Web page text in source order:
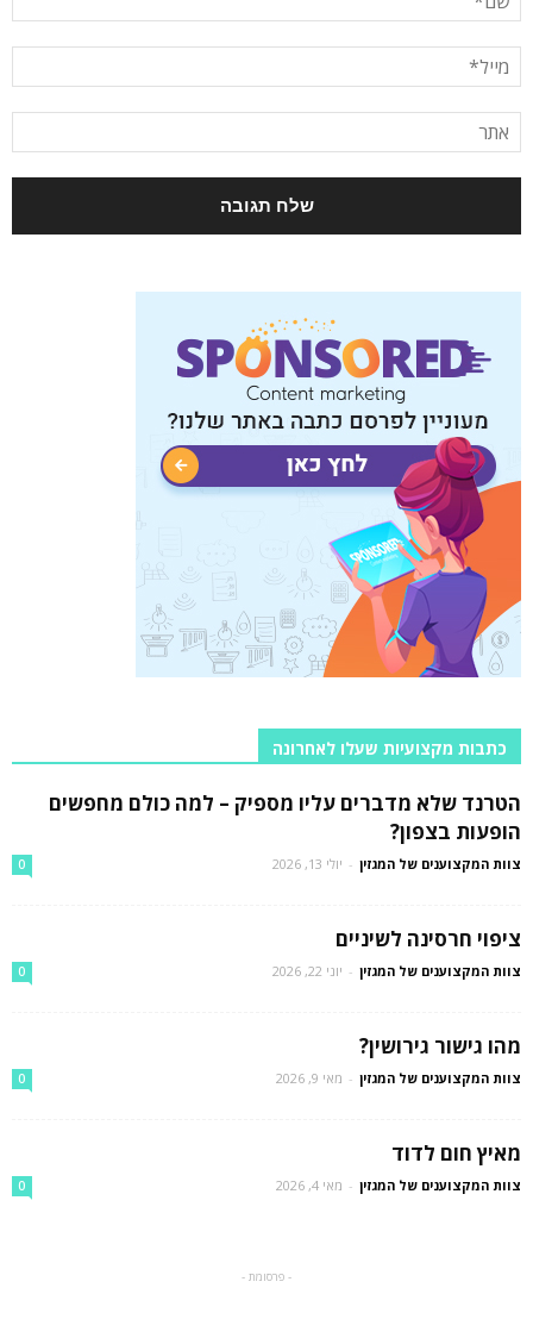
כתבות מקצועיות שעלו לאחרונה
הטרנד שלא מדברים עליו מספיק – למה כולם מחפשים
הופעות בצפון?
צוות המקצוענים של המגזין - יולי 13, 2026 0
ציפוי חרסינה לשיניים
צוות המקצוענים של המגזין - יוני 22, 2026 0
מהו גישור גירושין?
צוות המקצוענים של המגזין - מאי 9, 2026 0
מאיץ חום לדוד
צוות המקצוענים של המגזין - מאי 4, 2026 0
- פרסומת -